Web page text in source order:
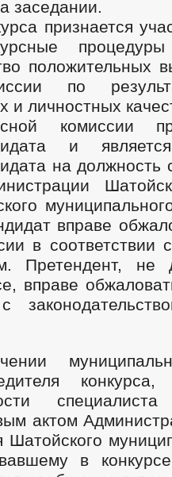
заседании.
признается
положительных
по
и личностных
комиссии
и
на должность
вправе
в соответствии
Претендент,
вправе
актом
Шатойского
в